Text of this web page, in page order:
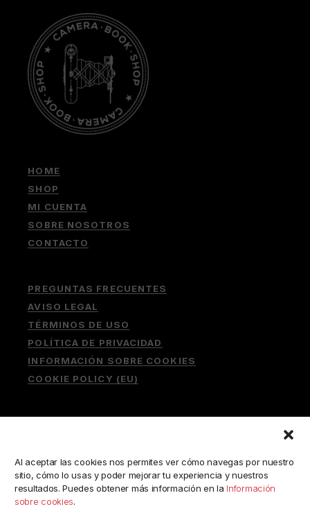
Al aceptar las cookies nos permites ver cómo navegas por nuestro
sitio, cómo lo usas y poder mejorar tu experiencia y nuestros
resultados. Puedes obtener más información en la Información
sobre cookies.
HOME
SHOP
MI CUENTA
SOBRE NOSOTROS
CONTACTO
PREGUNTAS FRECUENTES
AVISO LEGAL
TÉRMINOS DE USO
POLÍTICA DE PRIVACIDAD
INFORMACIÓN SOBRE COOKIES
COOKIE POLICY (EU)
Buscar: